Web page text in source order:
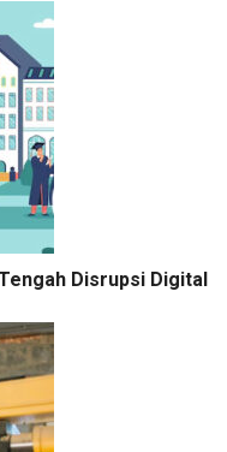
Disrupsi Digital